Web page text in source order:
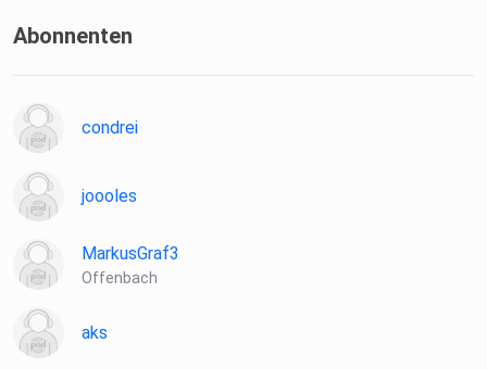
Abonnenten
condrei
joooles
MarkusGraf3
Offenbach
aks